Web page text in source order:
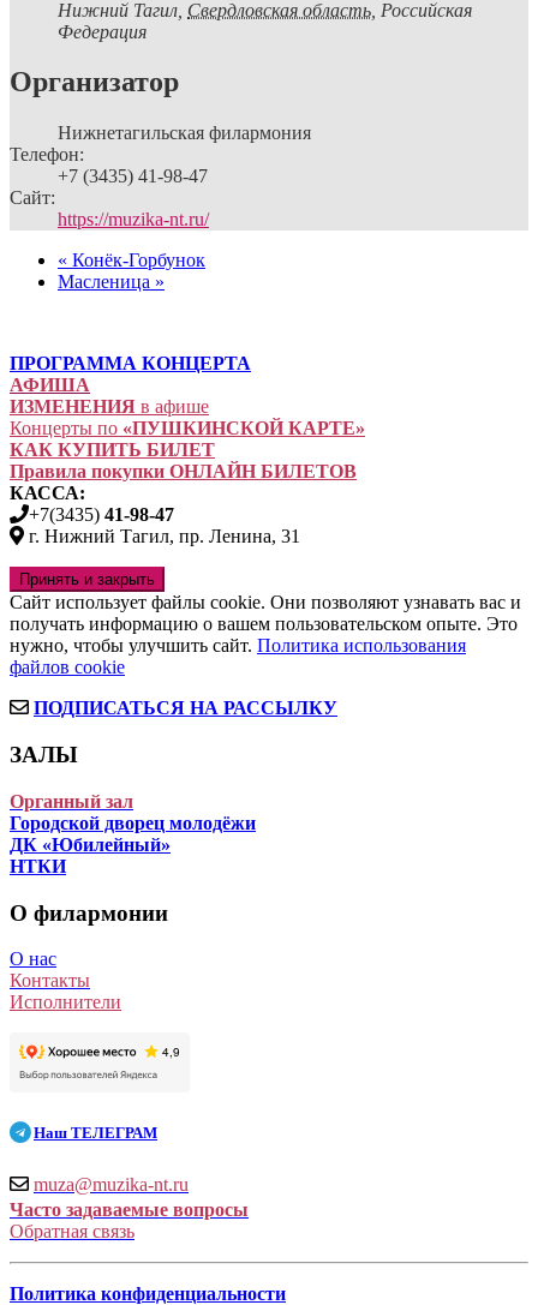
Нижний Тагил Свердловская область, Российская
Федерация
Организатор
Нижнетагильская филармония
Телефон:
+7 (3435) 41-98-47
Сайт:
https://muzika-nt.ru/
« Конёк-Горбунок
Масленица »
ПРОГРАММА КОНЦЕРТА
АФИША
ИЗМЕНЕНИЯ в афише
Концерты по «ПУШКИНСКОЙ КАРТЕ»
КАК КУПИТЬ БИЛЕТ
Правила покупки ОНЛАЙН БИЛЕТОВ
КАССА:
+7(3435) 41-98-47
г. Нижний Тагил, пр. Ленина, 31
Сайт использует файлы cookie. Они позволяют узнавать вас и
получать информацию о вашем пользовательском опыте. Это
нужно, чтобы улучшить сайт. Политика использования
файлов cookie
ПОДПИСАТЬСЯ НА РАССЫЛКУ
ЗАЛЫ
Органный зал
Городской дворец молодёжи
ДК «Юбилейный»
НТКИ
О филармонии
О нас
Контакты
Исполнители
Наш ТЕЛЕГРАМ
muza@muzika-nt.ru
Часто задаваемые вопросы
Обратная связь
Политика конфиденциальности